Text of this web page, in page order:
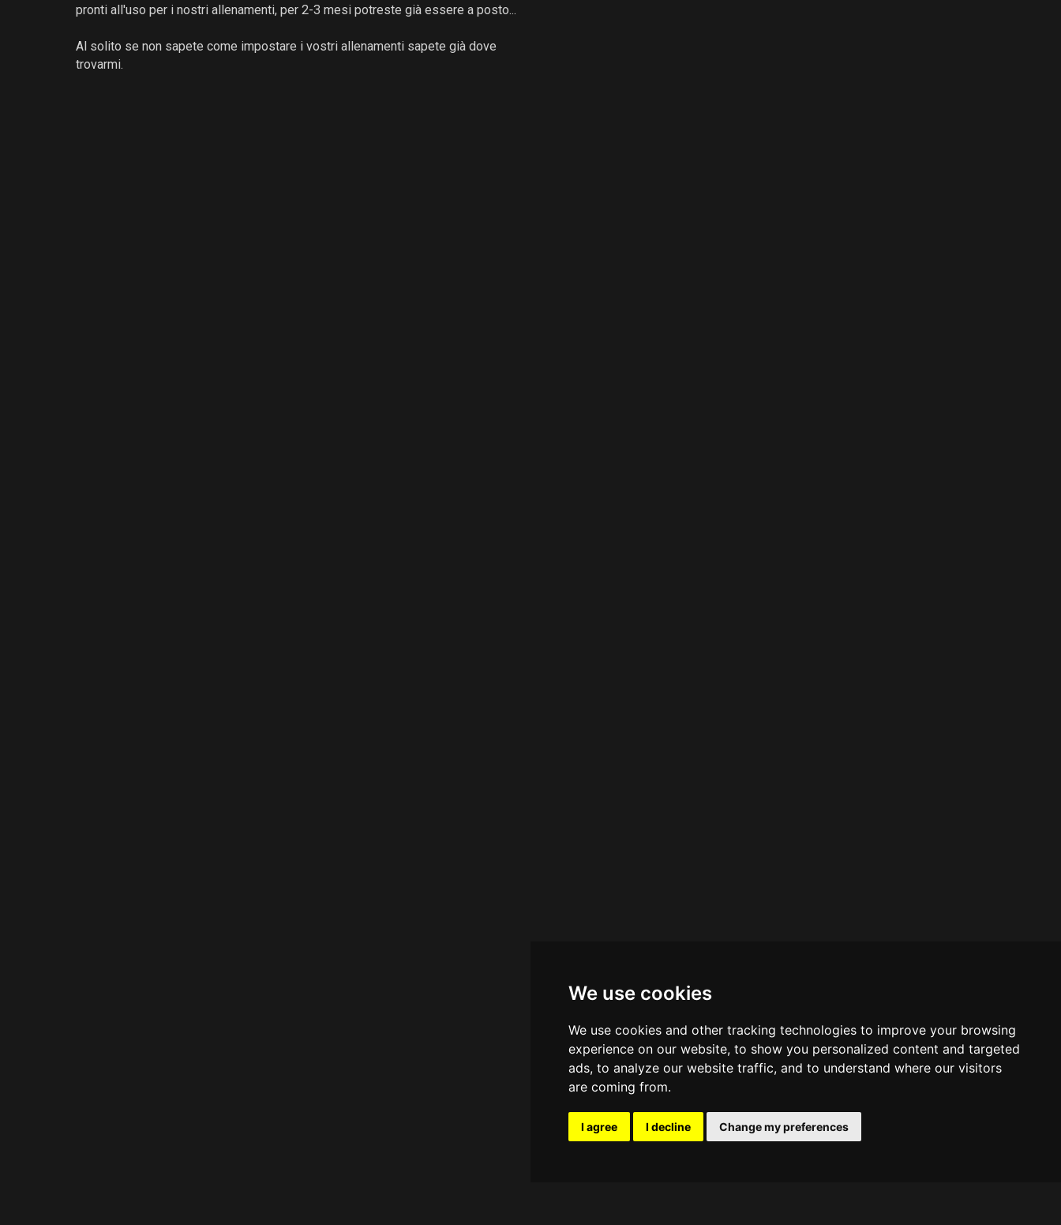
We use cookies
We use cookies and other tracking technologies to improve your browsing
experience on our website, to show you personalized content and targeted
ads, to analyze our website traffic, and to understand where our visitors
are coming from.
I agree I decline Change my preferences
pronti all'uso per i nostri allenamenti, per 2-3 mesi potreste già essere a posto...
Al solito se non sapete come impostare i vostri allenamenti sapete già dove
trovarmi.